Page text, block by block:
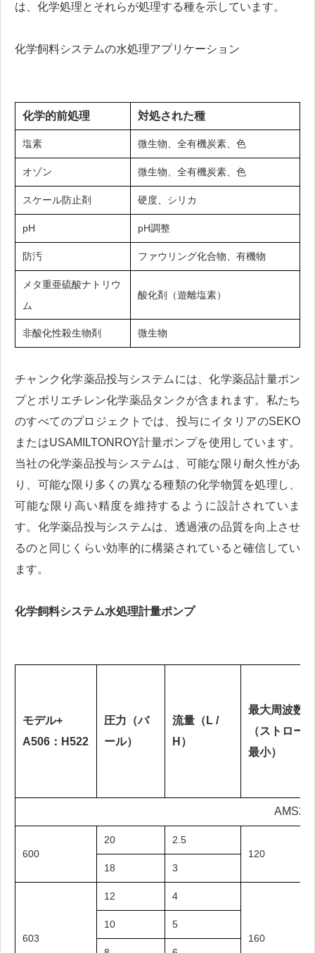
は、化学処理とそれらが処理する種を示しています。
化学飼料システムの水処理アプリケーション
化学的前処理 対処された種
塩素 微生物、全有機炭素、色
オゾン 微生物、全有機炭素、色
スケール防止剤 硬度、シリカ
pH pH調整
防汚 ファウリング化合物、有機物
メタ重亜硫酸ナトリウ
ム
酸化剤（遊離塩素）
非酸化性殺生物剤 微生物
チャンク化学薬品投与システムには、化学薬品計量ポン
プとポリエチレン化学薬品タンクが含まれます。私たち
のすべてのプロジェクトでは、投与にイタリアのSEKO
またはUSAMILTONROY計量ポンプを使用しています。
当社の化学薬品投与システムは、可能な限り耐久性があ
り、可能な限り多くの異なる種類の化学物質を処理し、
可能な限り高い精度を維持するように設計されていま
す。化学薬品投与システムは、透過液の品質を向上させ
るのと同じくらい効率的に構築されていると確信してい
ます。
化学飼料システム水処理計量ポンプ
モデル+
A506：H522
圧力（バ
ール）
流量（L /
H）
最大周波数
（ストロー
最小）
600
20
2.5
120
18
3
603
12 4
160
10 5